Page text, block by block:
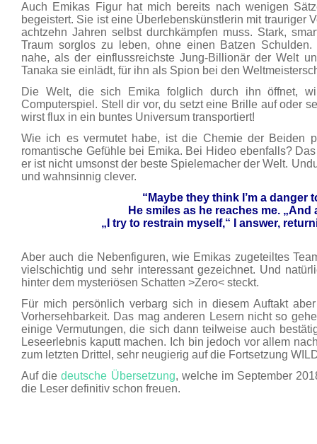
Auch Emikas Figur hat mich bereits nach wenigen
begeistert. Sie ist eine Überlebenskünstlerin mit trauriger
achtzehn Jahren selbst durchkämpfen muss. Stark,
Traum sorglos zu leben, ohne einen Batzen
nahe, als der einflussreichste Jung-Billionär der Welt
Tanaka sie einlädt, für ihn als Spion bei den
Die Welt, die sich Emika folglich durch ihn öffnet,
Computerspiel. Stell dir vor, du setzt eine Brille auf oder
wirst flux in ein buntes Universum transportiert!
Wie ich es vermutet habe, ist die Chemie der Beiden
romantische Gefühle bei Emika. Bei Hideo ebenfalls?
er ist nicht umsonst der beste Spielemacher der Welt.
und wahnsinnig clever.
“Maybe they think I’m a danger
He smiles as he reaches me. „And
„I try to restrain myself,“ I answer,
Aber auch die Nebenfiguren, wie Emikas zugeteiltes
vielschichtig und sehr interessant gezeichnet. Und
hinter dem mysteriösen Schatten >Zero< steckt.
Für mich persönlich verbarg sich in diesem Auftakt
Vorhersehbarkeit. Das mag anderen Lesern nicht so
einige Vermutungen, die sich dann teilweise auch
Leseerlebnis kaputt machen. Ich bin jedoch vor allem
zum letzten Drittel, sehr neugierig auf die Fortsetzung
Auf diedeutsche Übersetzung, welche im September
die Leser definitiv schon freuen.